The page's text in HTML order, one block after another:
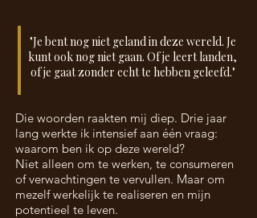
"Je bent nog niet geland in deze wereld. Je
kunt ook nog niet gaan. Of je leert landen,
of je gaat zonder echt te hebben geleefd."
Die woorden raakten mij diep. Drie jaar
lang werkte ik intensief aan één vraag:
waarom ben ik op deze wereld?
Niet alleen om te werken, te consumeren
of verwachtingen te vervullen. Maar om
mezelf werkelijk te realiseren en mijn
potentieel te leven.